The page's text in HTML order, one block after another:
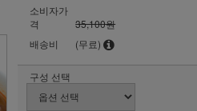
소비자가
격
35,100원
배송비
(무료)
구성 선택